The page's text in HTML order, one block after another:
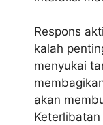
Respons
kalah
menyukai
akan